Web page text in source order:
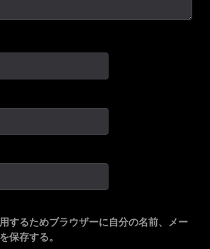
するためブラウザーに自分の名前、メー
保存する。